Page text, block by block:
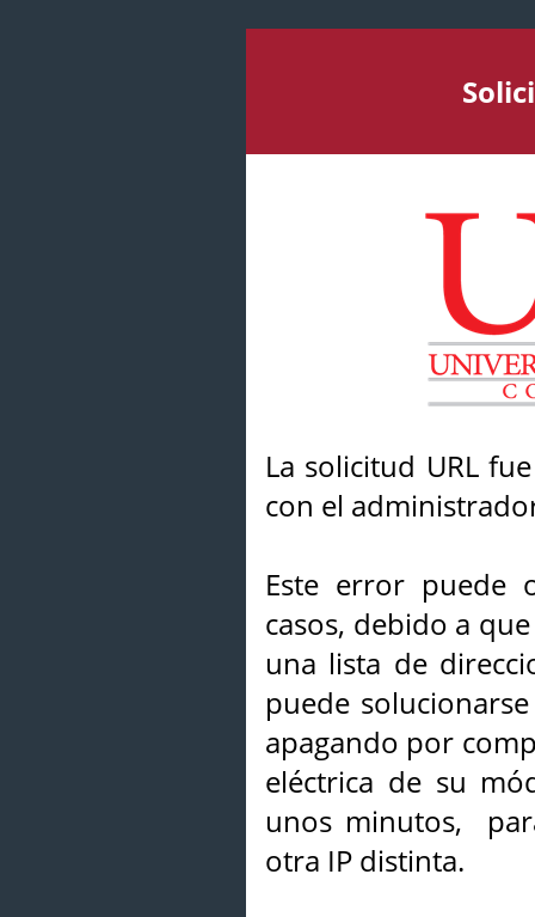
La solicitud URL
con el
Este error puede
casos, debido a
una lista de
puede
apagando por
eléctrica de su
unos minutos,
otra IP distinta.